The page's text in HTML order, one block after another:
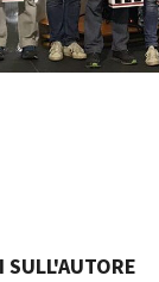
SULL'AUTORE